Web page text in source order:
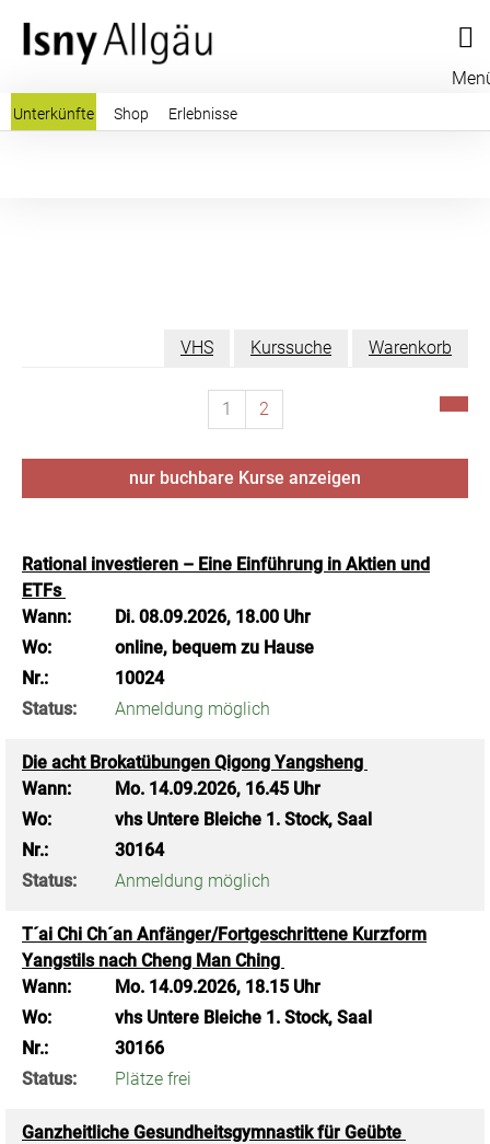
Unterkünfte Shop Erlebnisse
VHS Kurssuche Warenkorb
1 2
nur buchbare Kurse anzeigen
Rational investieren – Eine Einführung in Aktien und
ETFs
Wann:
Di. 08.09.2026, 18.00 Uhr
Wo:
online, bequem zu Hause
Nr.:
10024
Status:
Anmeldung möglich
Die acht Brokatübungen Qigong Yangsheng
Wann:
Mo. 14.09.2026, 16.45 Uhr
Wo:
vhs Untere Bleiche 1. Stock, Saal
Nr.:
30164
Status:
Anmeldung möglich
T´ai Chi Ch´an Anfänger/Fortgeschrittene Kurzform
Yangstils nach Cheng Man Ching
Wann:
Mo. 14.09.2026, 18.15 Uhr
Wo:
vhs Untere Bleiche 1. Stock, Saal
Nr.:
30166
Status:
Plätze frei
Ganzheitliche Gesundheitsgymnastik für Geübte